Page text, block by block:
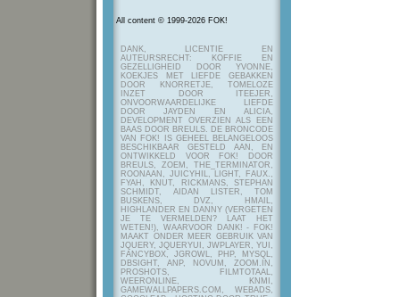
All content © 1999-2026 FOK!
DANK, LICENTIE EN
AUTEURSRECHT: KOFFIE EN
GEZELLIGHEID DOOR YVONNE,
KOEKJES MET LIEFDE GEBAKKEN
DOOR KNORRETJE, TOMELOZE
INZET DOOR ITEEJER,
ONVOORWAARDELIJKE LIEFDE
DOOR JAYDEN EN ALICIA,
DEVELOPMENT OVERZIEN ALS EEN
BAAS DOOR BREULS. DE BRONCODE
VAN FOK! IS GEHEEL BELANGELOOS
BESCHIKBAAR GESTELD AAN, EN
ONTWIKKELD VOOR FOK! DOOR
BREULS, ZOEM, THE_TERMINATOR,
ROONAAN, JUICYHIL, LIGHT, FAUX.,
FYAH, KNUT, RICKMANS, STEPHAN
SCHMIDT, AIDAN LISTER, TOM
BUSKENS, DVZ, HMAIL,
HIGHLANDER EN DANNY (VERGETEN
JE TE VERMELDEN? LAAT HET
WETEN!), WAARVOOR DANK! - FOK!
MAAKT ONDER MEER GEBRUIK VAN
JQUERY, JQUERYUI, JWPLAYER, YUI,
FANCYBOX, JGROWL, PHP, MYSQL,
DBSIGHT, ANP, NOVUM, ZOOM.IN,
PROSHOTS, FILMTOTAAL,
WEERONLINE, KNMI,
GAMEWALLPAPERS.COM, WEBADS,